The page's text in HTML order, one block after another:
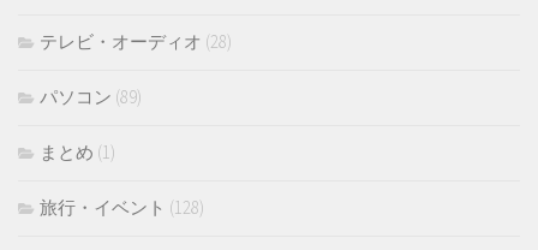
テレビ・オーディオ (28)
パソコン (89)
まとめ (1)
旅行・イベント (128)